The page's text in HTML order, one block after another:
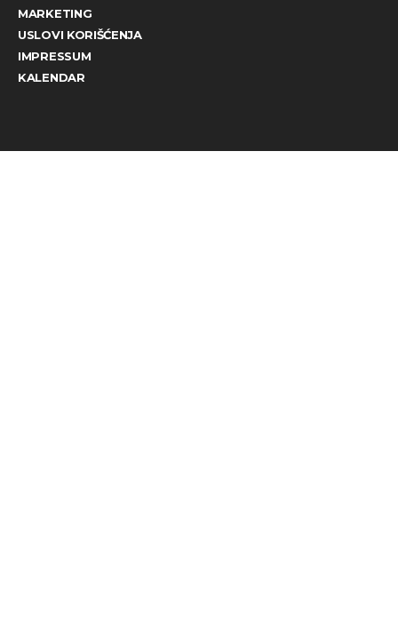
MARKETING
USLOVI KORIŠĆENJA
IMPRESSUM
KALENDAR